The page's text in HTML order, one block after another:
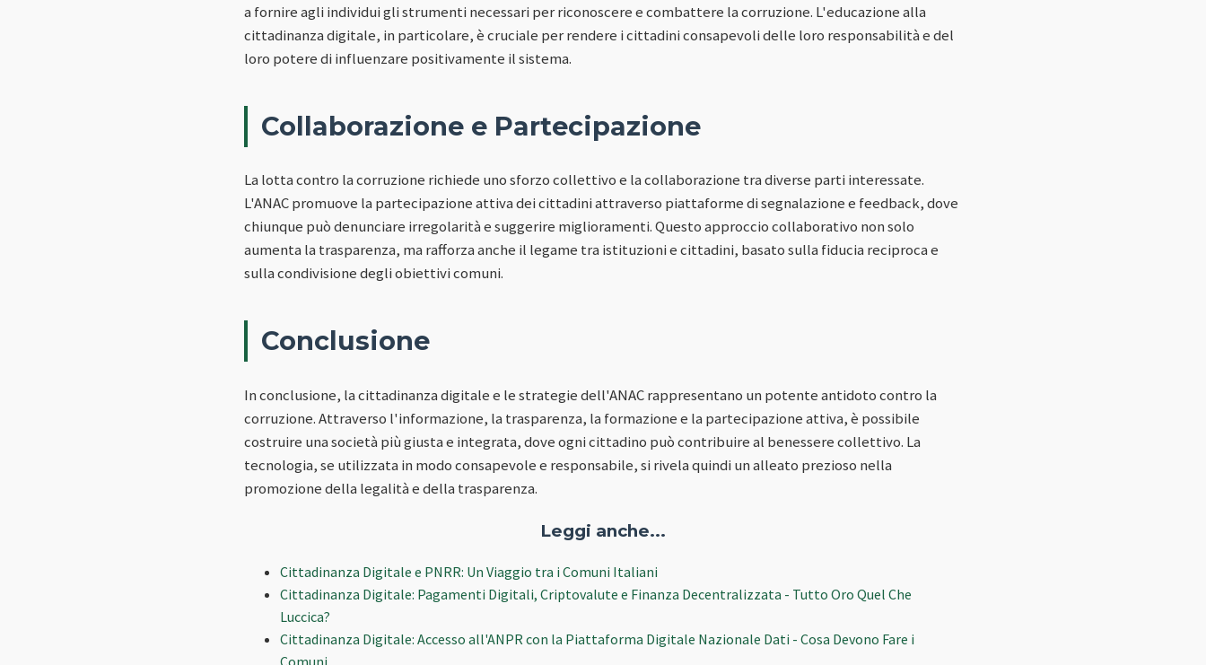
a fornire agli individui gli strumenti necessari per riconoscere e combattere la corruzione. L'educazione alla
cittadinanza digitale, in particolare, è cruciale per rendere i cittadini consapevoli delle loro responsabilità e del
loro potere di influenzare positivamente il sistema.
Collaborazione e Partecipazione
La lotta contro la corruzione richiede uno sforzo collettivo e la collaborazione tra diverse parti interessate.
L'ANAC promuove la partecipazione attiva dei cittadini attraverso piattaforme di segnalazione e feedback, dove
chiunque può denunciare irregolarità e suggerire miglioramenti. Questo approccio collaborativo non solo
aumenta la trasparenza, ma rafforza anche il legame tra istituzioni e cittadini, basato sulla fiducia reciproca e
sulla condivisione degli obiettivi comuni.
Conclusione
In conclusione, la cittadinanza digitale e le strategie dell'ANAC rappresentano un potente antidoto contro la
corruzione. Attraverso l'informazione, la trasparenza, la formazione e la partecipazione attiva, è possibile
costruire una società più giusta e integrata, dove ogni cittadino può contribuire al benessere collettivo. La
tecnologia, se utilizzata in modo consapevole e responsabile, si rivela quindi un alleato prezioso nella
promozione della legalità e della trasparenza.
Leggi anche...
Cittadinanza Digitale e PNRR: Un Viaggio tra i Comuni Italiani
Cittadinanza Digitale: Pagamenti Digitali, Criptovalute e Finanza Decentralizzata - Tutto Oro Quel Che
Luccica?
Cittadinanza Digitale: Accesso all'ANPR con la Piattaforma Digitale Nazionale Dati - Cosa Devono Fare i